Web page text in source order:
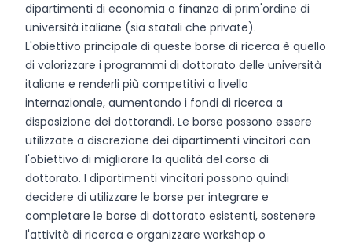
dipartimenti di economia o finanza di prim'ordine di
università italiane (sia statali che private).
L'obiettivo principale di queste borse di ricerca è quello
di valorizzare i programmi di dottorato delle università
italiane e renderli più competitivi a livello
internazionale, aumentando i fondi di ricerca a
disposizione dei dottorandi. Le borse possono essere
utilizzate a discrezione dei dipartimenti vincitori con
l'obiettivo di migliorare la qualità del corso di
dottorato. I dipartimenti vincitori possono quindi
decidere di utilizzare le borse per integrare e
completare le borse di dottorato esistenti, sostenere
l'attività di ricerca e organizzare workshop o